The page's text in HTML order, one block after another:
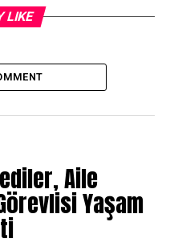
Tepjiler Yağdı
LIKE
Aile
Yaşam